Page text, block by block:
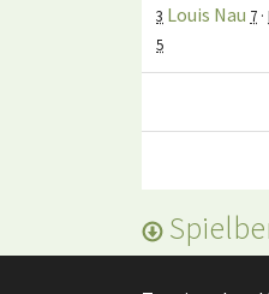
3 Louis Nau 7 ·
5